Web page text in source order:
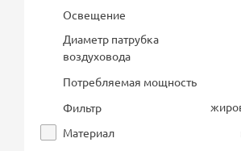
Освещение
Диаметр патрубка
воздуховода
Потребляемая мощность
Фильтр
Материал